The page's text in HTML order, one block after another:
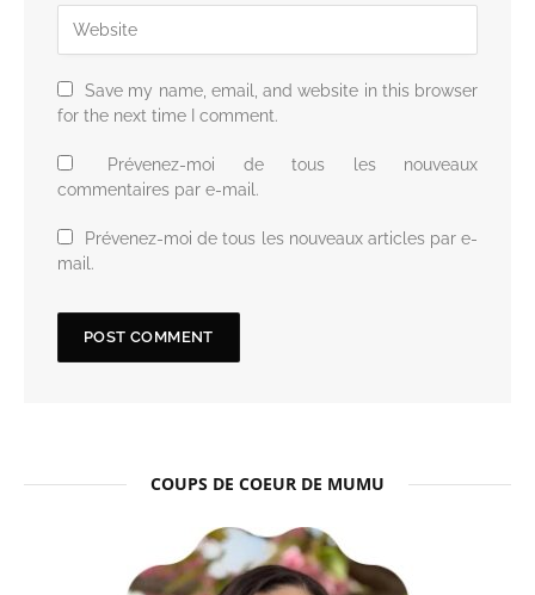
Save my name, email, and website in this browser
for the next time I comment.
Prévenez-moi de tous les nouveaux
commentaires par e-mail.
Prévenez-moi de tous les nouveaux articles par e-
mail.
COUPS DE COEUR DE MUMU